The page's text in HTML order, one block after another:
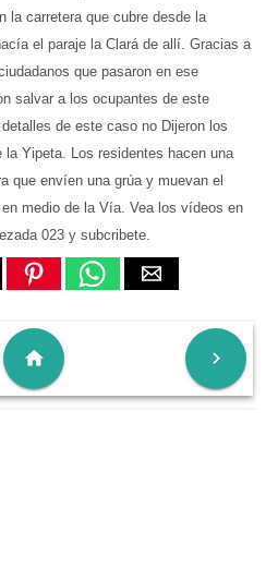
la carretera que cubre desde la
el paraje la Clará de allí. Gracias a
que pasaron en ese
salvar a los ocupantes de este
de este caso no Dijeron los
la Yipeta. Los residentes hacen una
que envíen una grúa y muevan el
medio de la Vía. Vea los vídeos en
023 y subcribete.

home